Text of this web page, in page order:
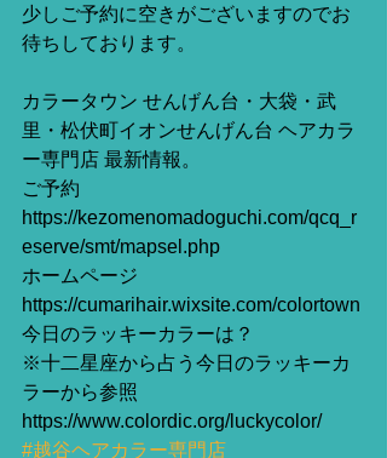
少しご予約に空きがございますのでお
待ちしております。
カラータウン せんげん台・大袋・武
里・松伏町イオンせんげん台 ヘアカラ
ー専門店 最新情報。
ご予約
https://kezomenomadoguchi.com/qcq_r
eserve/smt/mapsel.php
ホームページ
https://cumarihair.wixsite.com/colortown
今日のラッキーカラーは？
※十二星座から占う今日のラッキーカ
ラーから参照
https://www.colordic.org/luckycolor/
#越谷ヘアカラー専門店